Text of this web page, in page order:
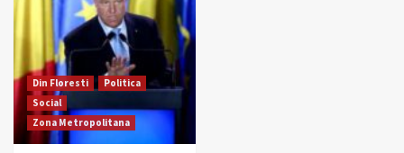
Din Floresti
Politica
Social
Zona Metropolitana